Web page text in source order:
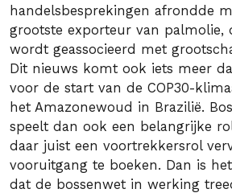
handelsbesprekingen afrondde
grootste exporteur van palmolie,
wordt geassocieerd met
Dit nieuws komt ook iets meer
voor de start van de COP30-
het Amazonewoud in Brazilië.
speelt dan ook een belangrijke
daar juist een voortrekkersrol
vooruitgang te boeken. Dan is
dat de bossenwet in werking